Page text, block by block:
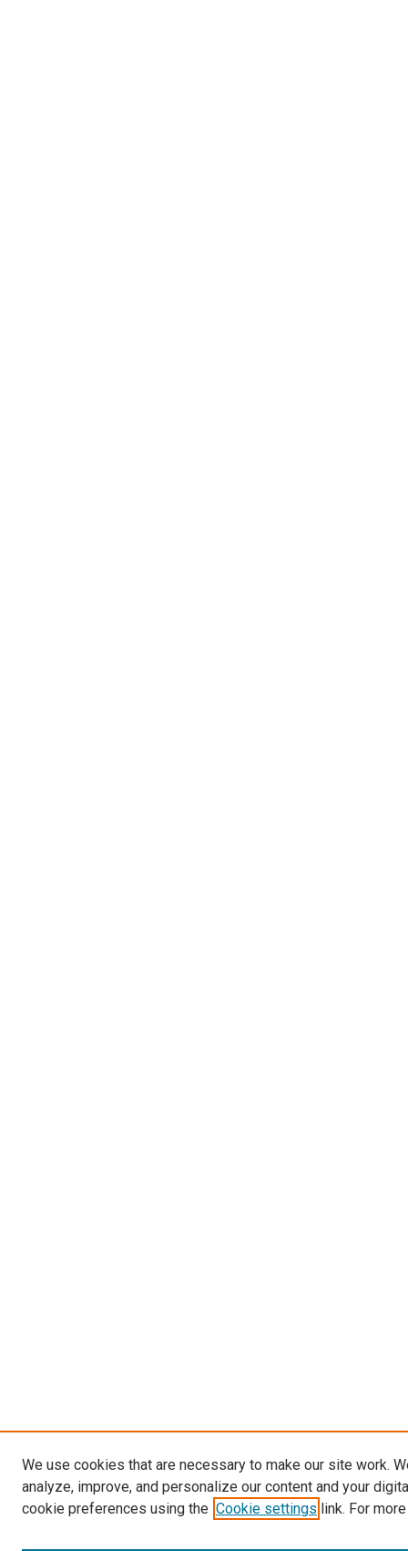
We use cookies that are necessary to make our site work.
analyze, improve, and personalize our content and your
cookie preferences using the Cookie settings link. For